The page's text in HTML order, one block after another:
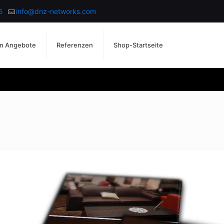
info@dnz-networks.com
Angebote Referenzen Shop-Startseite